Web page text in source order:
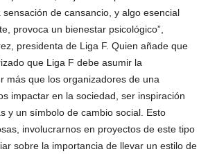
de cansancio, y algo esencial
provoca un bienestar psicológico”,
presidenta de Liga F. Quien añade que
que Liga F debe asumir la
más que los organizadores de una
impactar en la sociedad, ser inspiración
y un símbolo de cambio social. Esto
involucrarnos en proyectos de este tipo
sobre la importancia de llevar un estilo de